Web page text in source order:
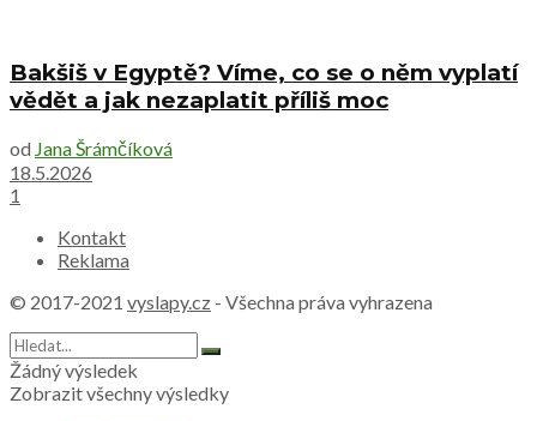
Bakšiš v Egyptě? Víme, co se o něm vyplatí
vědět a jak nezaplatit příliš moc
od Jana Šrámčíková
18.5.2026
1
Kontakt
Reklama
© 2017-2021 vyslapy.cz - Všechna práva vyhrazena
Žádný výsledek
Zobrazit všechny výsledky